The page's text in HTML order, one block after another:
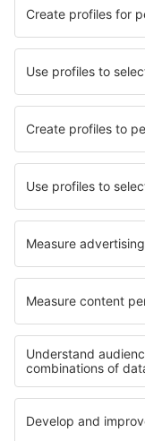
Die besten Hotels -
Hotels in Chatenois
Hotels in Cîmpu lui
Hotels in Kapurthala
Hotels in Madeira Park
Die besten Hotels -
Hotels in Zion-
Hotels in
Hotels in Monterey Bay
Hotels auf Sao Miguel